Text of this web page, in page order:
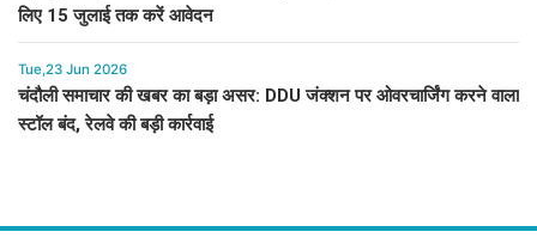
लिए 15 जुलाई तक करें आवेदन
Tue,23 Jun 2026
चंदौली समाचार की खबर का बड़ा असर: DDU जंक्शन पर ओवरचार्जिंग करने वाला
स्टॉल बंद, रेलवे की बड़ी कार्रवाई